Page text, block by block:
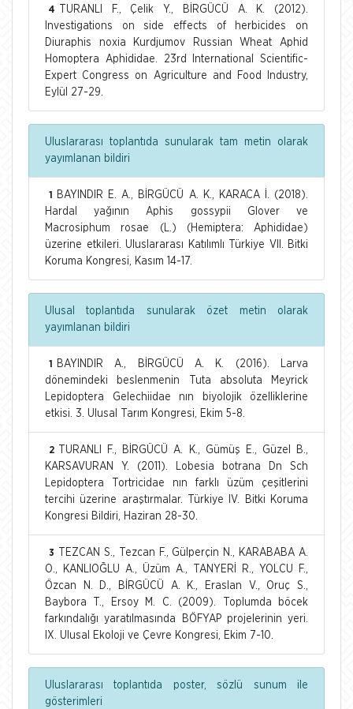
4
TURANLI F., Çelik Y., BİRGÜCÜ A. K. (2012).
Investigations on side effects of herbicides on
Diuraphis noxia Kurdjumov Russian Wheat Aphid
Homoptera Aphididae. 23rd International Scientific-
Expert Congress on Agriculture and Food Industry,
Eylül 27-29.
Uluslararası toplantıda sunularak tam metin olarak
yayımlanan bildiri
1
BAYINDIR E. A., BİRGÜCÜ A. K., KARACA İ. (2018).
Hardal yağının Aphis gossypii Glover ve
Macrosiphum rosae (L.) (Hemiptera: Aphididae)
üzerine etkileri. Uluslararası Katılımlı Türkiye VII. Bitki
Koruma Kongresi, Kasım 14-17.
Ulusal toplantıda sunularak özet metin olarak
yayımlanan bildiri
1
BAYINDIR A., BİRGÜCÜ A. K. (2016). Larva
dönemindeki beslenmenin Tuta absoluta Meyrick
Lepidoptera Gelechiidae nın biyolojik özelliklerine
etkisi. 3. Ulusal Tarım Kongresi, Ekim 5-8.
2
TURANLI F., BİRGÜCÜ A. K., Gümüş E., Güzel B.,
KARSAVURAN Y. (2011). Lobesia botrana Dn Sch
Lepidoptera Tortricidae nın farklı üzüm çeşitlerini
tercihi üzerine araştırmalar. Türkiye IV. Bitki Koruma
Kongresi Bildiri, Haziran 28-30.
3
TEZCAN S., Tezcan F., Gülperçin N., KARABABA A.
O., KANLIOĞLU A., Üzüm A., TANYERİ R., YOLCU F.,
Özcan N. D., BİRGÜCÜ A. K., Eraslan V., Oruç S.,
Baybora T., Ersoy M. C. (2009). Toplumda böcek
farkındalığı yaratılmasında BÖFYAP projelerinin yeri.
IX. Ulusal Ekoloji ve Çevre Kongresi, Ekim 7-10.
Uluslararası toplantıda poster, sözlü sunum ile
gösterimleri